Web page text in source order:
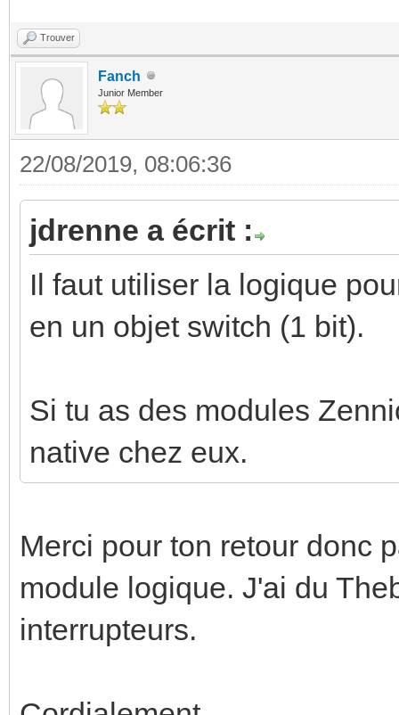
Trouver
Fanch
Junior Member
22/08/2019, 08:06:36
jdrenne a écrit :
Il faut utiliser la logique
en un objet switch (1 bit).
Si tu as des modules
native chez eux.
Merci pour ton retour donc
module logique. J'ai du
interrupteurs.